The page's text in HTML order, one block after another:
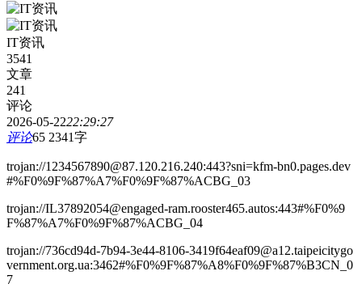
IT资讯
3541
文章
241
评论
2026-05-2222:29:27
评论65 2341字
trojan://1234567890@87.120.216.240:443?sni=kfm-bn0.pages.dev
#%F0%9F%87%A7%F0%9F%87%ACBG_03
trojan://IL37892054@engaged-ram.rooster465.autos:443#%F0%9
F%87%A7%F0%9F%87%ACBG_04
trojan://736cd94d-7b94-3e44-8106-3419f64eaf09@a12.taipeicitygo
vernment.org.ua:3462#%F0%9F%87%A8%F0%9F%87%B3CN_0
7